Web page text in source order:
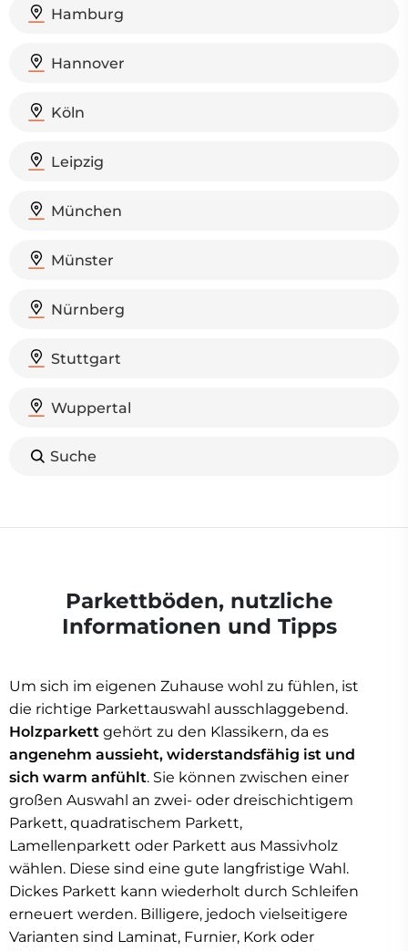
Hamburg
Hannover
Köln
Leipzig
München
Münster
Nürnberg
Stuttgart
Wuppertal
Suche
Parkettböden, nutzliche
Informationen und Tipps
Um sich im eigenen Zuhause wohl zu fühlen, ist
die richtige Parkettauswahl ausschlaggebend.
Holzparkett gehört zu den Klassikern, da es
angenehm aussieht, widerstandsfähig ist und
sich warm anfühlt. Sie können zwischen einer
großen Auswahl an zwei- oder dreischichtigem
Parkett, quadratischem Parkett,
Lamellenparkett oder Parkett aus Massivholz
wählen. Diese sind eine gute langfristige Wahl.
Dickes Parkett kann wiederholt durch Schleifen
erneuert werden. Billigere, jedoch vielseitigere
Varianten sind Laminat, Furnier, Kork oder